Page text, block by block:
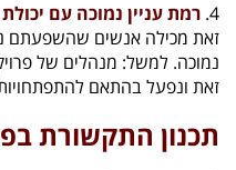
4. רמת עניין נמוכה עם
זאת מכילה אנשים שהשפעתם
נמוכה. למשל: מנהלים של
זאת ונפעל בהתאם
תכנון התקשורת